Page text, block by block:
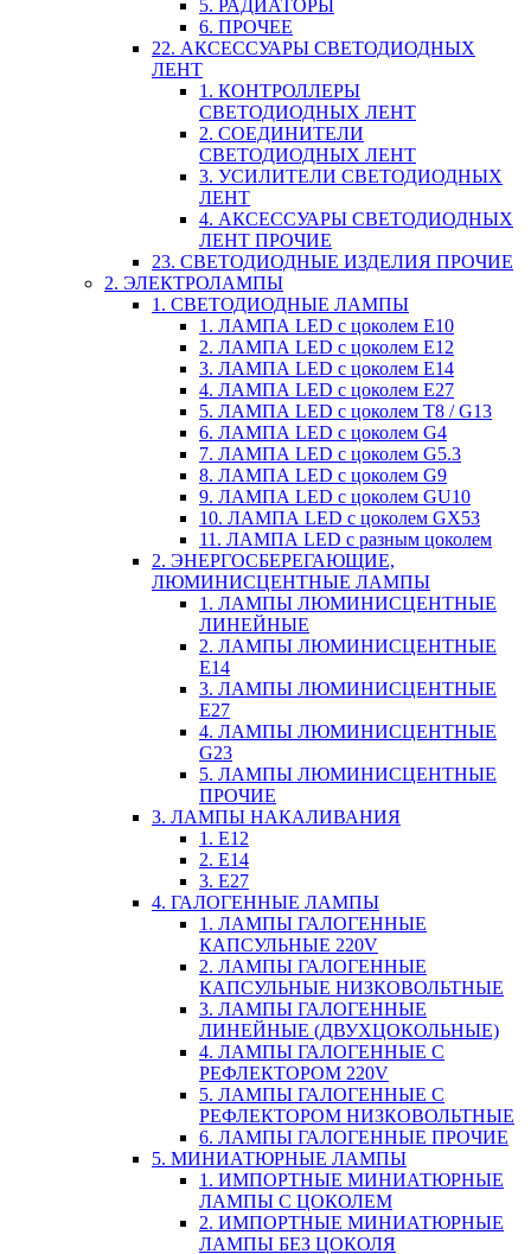
5. РАДИАТОРЫ
6. ПРОЧЕЕ
22. АКСЕССУАРЫ СВЕТОДИОДНЫХ
ЛЕНТ
1. КОНТРОЛЛЕРЫ
СВЕТОДИОДНЫХ ЛЕНТ
2. СОЕДИНИТЕЛИ
СВЕТОДИОДНЫХ ЛЕНТ
3. УСИЛИТЕЛИ СВЕТОДИОДНЫХ
ЛЕНТ
4. АКСЕССУАРЫ СВЕТОДИОДНЫХ
ЛЕНТ ПРОЧИЕ
23. СВЕТОДИОДНЫЕ ИЗДЕЛИЯ ПРОЧИЕ
2. ЭЛЕКТРОЛАМПЫ
1. СВЕТОДИОДНЫЕ ЛАМПЫ
1. ЛАМПА LED c цоколем E10
2. ЛАМПА LED c цоколем E12
3. ЛАМПА LED c цоколем E14
4. ЛАМПА LED c цоколем E27
5. ЛАМПА LED c цоколем T8 / G13
6. ЛАМПА LED c цоколем G4
7. ЛАМПА LED c цоколем G5.3
8. ЛАМПА LED c цоколем G9
9. ЛАМПА LED c цоколем GU10
10. ЛАМПА LED c цоколем GX53
11. ЛАМПА LED c разным цоколем
2. ЭНЕРГОСБЕРЕГАЮЩИЕ,
ЛЮМИНИСЦЕНТНЫЕ ЛАМПЫ
1. ЛАМПЫ ЛЮМИНИСЦЕНТНЫЕ
ЛИНЕЙНЫЕ
2. ЛАМПЫ ЛЮМИНИСЦЕНТНЫЕ
E14
3. ЛАМПЫ ЛЮМИНИСЦЕНТНЫЕ
E27
4. ЛАМПЫ ЛЮМИНИСЦЕНТНЫЕ
G23
5. ЛАМПЫ ЛЮМИНИСЦЕНТНЫЕ
ПРОЧИЕ
3. ЛАМПЫ НАКАЛИВАНИЯ
1. E12
2. Е14
3. Е27
4. ГАЛОГЕННЫЕ ЛАМПЫ
1. ЛАМПЫ ГАЛОГЕННЫЕ
КАПСУЛЬНЫЕ 220V
2. ЛАМПЫ ГАЛОГЕННЫЕ
КАПСУЛЬНЫЕ НИЗКОВОЛЬТНЫЕ
3. ЛАМПЫ ГАЛОГЕННЫЕ
ЛИНЕЙНЫЕ (ДВУХЦОКОЛЬНЫЕ)
4. ЛАМПЫ ГАЛОГЕННЫЕ С
РЕФЛЕКТОРОМ 220V
5. ЛАМПЫ ГАЛОГЕННЫЕ С
РЕФЛЕКТОРОМ НИЗКОВОЛЬТНЫЕ
6. ЛАМПЫ ГАЛОГЕННЫЕ ПРОЧИЕ
5. МИНИАТЮРНЫЕ ЛАМПЫ
1. ИМПОРТНЫЕ МИНИАТЮРНЫЕ
ЛАМПЫ С ЦОКОЛЕМ
2. ИМПОРТНЫЕ МИНИАТЮРНЫЕ
ЛАМПЫ БЕЗ ЦОКОЛЯ